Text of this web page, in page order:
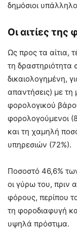
δημόσιοι
Οι αιτίες της
Ως προς τα αίτια,
τη δραστηριότητα
δικαιολογημένη,
απαντήσεις) με
φορολογικού
φορολογούμενοι
και τη χαμηλή
υπηρεσιών (72%).
Ποσοστό 46,6%
οι γύρω του, πριν
φόρους, περίπου
τη φοροδιαφυγή
υψηλά πρόστιμα.